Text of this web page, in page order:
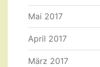
Mai 2017
April 2017
März 2017